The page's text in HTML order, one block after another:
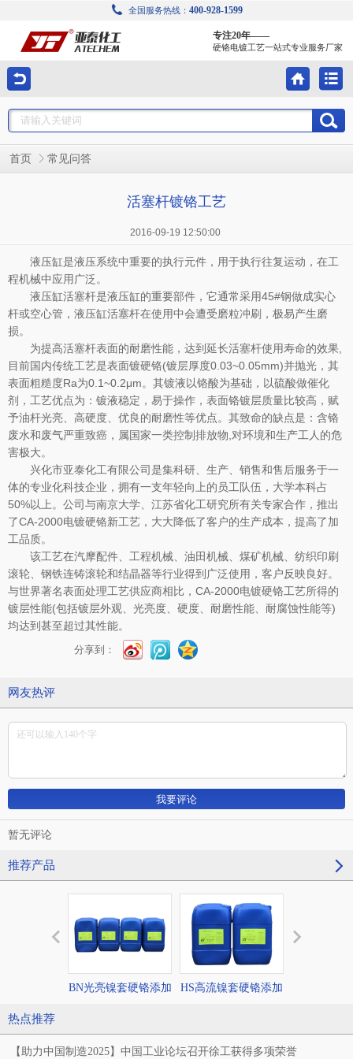
全国服务热线：400-928-1599
专注20年——
硬铬电镀工艺一站式专业服务厂家
首页 常见问答
活塞杆镀铬工艺
2016-09-19 12:50:00
液压缸是液压系统中重要的执行元件，用于执行往复运动，在工
程机械中应用广泛。
液压缸活塞杆是液压缸的重要部件，它通常采用45#钢做成实心
杆或空心管，液压缸活塞杆在使用中会遭受磨粒冲刷，极易产生磨
损。
为提高活塞杆表面的耐磨性能，达到延长活塞杆使用寿命的效果
目前国内传统工艺是表面镀硬铬(镀层厚度0.03~0.05mm)并抛光，其
表面粗糙度Ra为0.1~0.2μm。其镀液以铬酸为基础，以硫酸做催化
剂，工艺优点为：镀液稳定，易于操作，表面铬镀层质量比较高，赋
予油杆光亮、高硬度、优良的耐磨性等优点。其致命的缺点是：含铬
废水和废气严重致癌，属国家一类控制排放物 对环境和生产工人的危
害极大。
兴化市亚泰化工有限公司是集科研、生产、销售和售后服务于一
体的专业化科技企业，拥有一支年轻向上的员工队伍，大学本科占
50%以上。公司与南京大学、江苏省化工研究所有关专家合作，推出
了CA-2000电镀硬铬新工艺，大大降低了客户的生产成本，提高了加
工品质。
该工艺在汽摩配件、工程机械、油田机械、煤矿机械、纺织印刷
滚轮、钢铁连铸滚轮和结晶器等行业得到广泛使用，客户反映良好。
与世界著名表面处理工艺供应商相比， CA-2000电镀硬铬工艺所得的
镀层性能(包括镀层外观、光亮度、硬度、耐磨性能、耐腐蚀性能等)
均达到甚至超过其性能。
分享到：
网友热评
暂无评论
推荐产品
BN光亮镍套硬铬添加 HS高流镍套硬铬添加
热点推荐
【助力中国制造2025】中国工业论坛召开徐工获得多项荣誉